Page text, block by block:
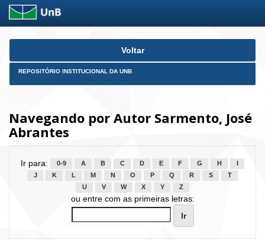
Skip
Voltar
REPOSITÓRIO INSTITUCIONAL DA UNB
Navegando por Autor Sarmento, José
Abrantes
Ir para: 0-9 A B C D E F G H
J
K L M N O P Q R S
T
U
V W X Y Z
ou entre com as primeiras letras: